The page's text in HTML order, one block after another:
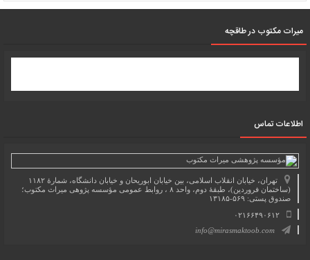
میرات مکتوب در طاقچه
اطلاعات تماس
تهران، خیابان انقلاب اسلامی، بین خیابان ابوریحان و خیابان دانشگاه، شمارۀ ۱۱۸۲
(ساختمان فروردین)، طبقۀ دوم، واحد ۸ ، روابط عمومی مؤسسه پژوهی میراث مکتوب؛
صندوق پستی: ۵۶۹-۱۳۱۸۵
۰۲۱۶۶۴۹۰۶۱۲
info@mirasmaktoob.com